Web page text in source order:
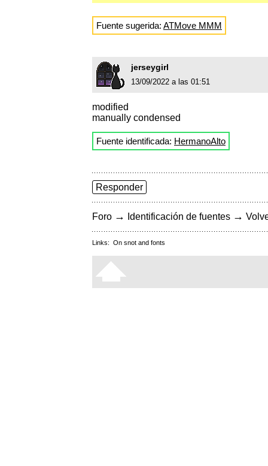
Fuente sugerida: ATMove MMM
jerseygirl
13/09/2022 a las 01:51
modified
manually condensed
Fuente identificada: HermanoAlto
Responder
Foro → Identificación de fuentes →
Links: On snot and fonts